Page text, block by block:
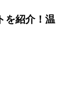
を紹介！温